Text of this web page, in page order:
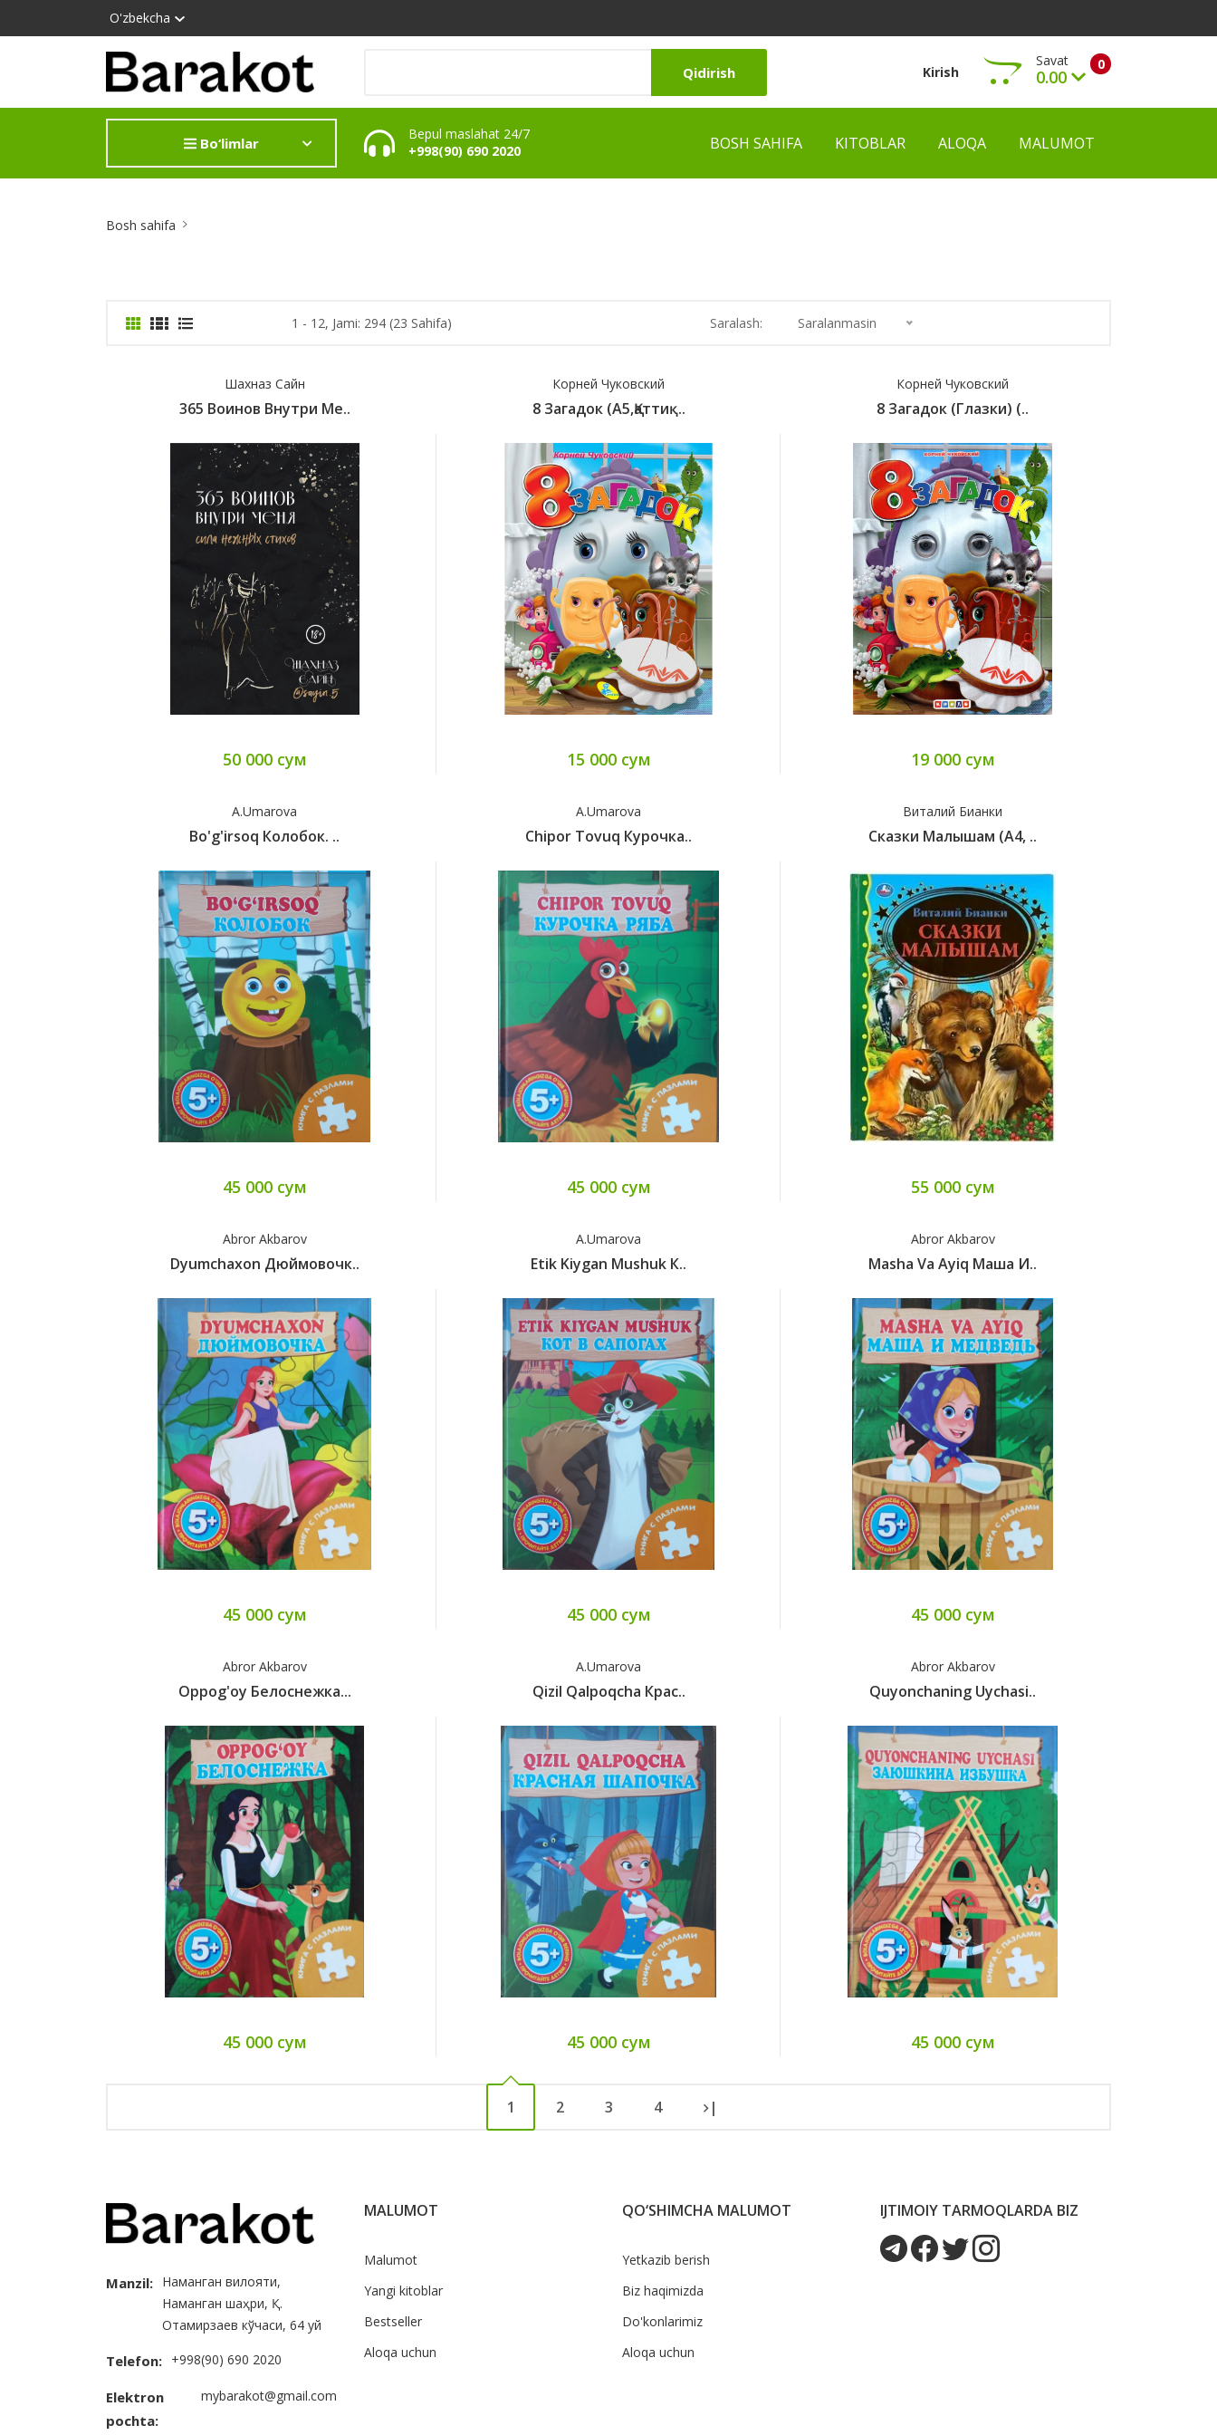
O'zbekcha
Qidirish Kirish 0
Savat
0.00
Ko‘rish
Bo‘limlar
Bepul maslahat 24/7
+998(90) 690 2020
BOSH SAHIFA KITOBLAR ALOQA MALUMOT
Bosh sahifa
1 - 12, Jami: 294 (23 Sahifa) Saralash: Saralanmasin
Шахназ Сайн
365 Воинов Внутри Ме..
50 000 сум
Корней Чуковский
8 Загадок (A5,қаттиқ..
15 000 сум
Корней Чуковский
8 Загадок (глазки) (..
19 000 сум
A.Umarova
Bo'g'irsoq Колобок. ..
45 000 сум
A.Umarova
Chipor Tovuq Курочка..
45 000 сум
Виталий Бианки
Cказки Малышам (А4, ..
55 000 сум
Abror Akbarov
Dyumchaxon Дюймовочк..
45 000 сум
A.Umarova
Etik Kiygan Mushuk К..
45 000 сум
Abror Akbarov
Masha Va Ayiq Маша И..
45 000 сум
Abror Akbarov
Oppog'oy Белоснежка...
45 000 сум
A.Umarova
Qizil Qalpoqcha Крас..
45 000 сум
Abror Akbarov
Quyonchaning Uychasi..
45 000 сум
1 2 3 4 |
Manzil: Наманган вилояти,
Наманган шаҳри, Қ.
Отамирзаев кўчаси, 64 уй
Telefon: +998(90) 690 2020
Elektron
pochta:
mybarakot@gmail.com
MALUMOT
Malumot
Yangi kitoblar
Bestseller
Aloqa uchun
QO‘SHIMCHA MALUMOT
Yetkazib berish
Biz haqimizda
Do'konlarimiz
Aloqa uchun
IJTIMOIY TARMOQLARDA BIZ